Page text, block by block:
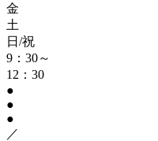
金
土
日/祝
9：30～
12：30
●
●
●
／